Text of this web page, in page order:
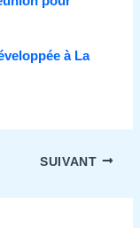
à La
SUIVANT